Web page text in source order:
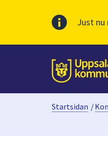
Just nu
Till
Startsidan /